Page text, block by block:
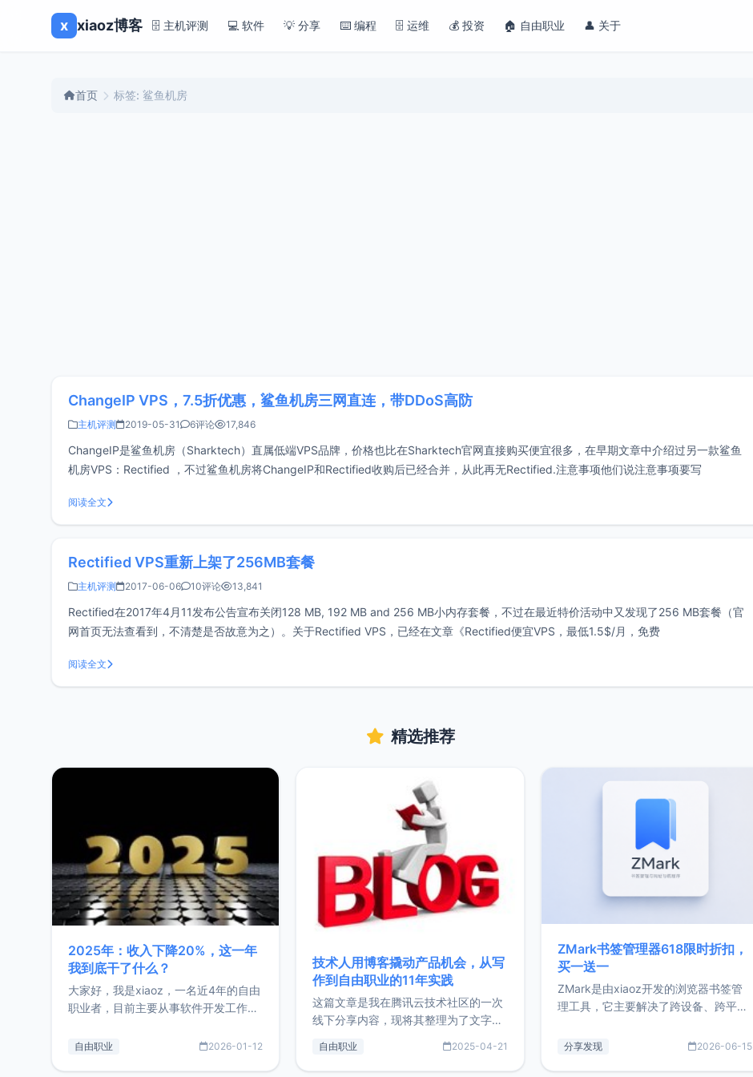
x xiaoz博客 🗄️ 主机评测 💻 软件 💡 分享 ⌨️ 编程 🗄️ 运维 💰 投资 🏠 自由职业 👤 关于
首页 标签: 鲨鱼机房
ChangeIP VPS，7.5折优惠，鲨鱼机房三网直连，带DDoS高防
主机评测 2019-05-31 6评论 17,846
ChangeIP是鲨鱼机房（Sharktech）直属低端VPS品牌，价格也比在Sharktech官网直接购买便宜很多，在早期文章中介绍过另一款鲨鱼
机房VPS：Rectified ，不过鲨鱼机房将ChangeIP和Rectified收购后已经合并，从此再无Rectified.注意事项他们说注意事项要写
阅读全文
Rectified VPS重新上架了256MB套餐
主机评测 2017-06-06 10评论 13,841
Rectified在2017年4月11发布公告宣布关闭128 MB, 192 MB and 256 MB小内存套餐，不过在最近特价活动中又发现了256 MB套餐（官
网首页无法查看到，不清楚是否故意为之）。关于Rectified VPS，已经在文章《Rectified便宜VPS，最低1.5$/月，免费
阅读全文
精选推荐
2025年：收入下降20%，这一年
我到底干了什么？
大家好，我是xiaoz，一名近4年的自由
职业者，目前主要从事软件开发工作。
的总结，内容主要包括：工作、学习、
自由职业 2026-01-12
技术人用博客撬动产品机会，从写
作到自由职业的11年实践
这篇文章是我在腾讯云技术社区的一次
线下分享内容，现将其整理为了文字
版，分享了写博客11年来的经历，以及
通过博客过渡到做产品和走向自由职业
的一个小故事。文中还首次公开了我的
自由职业 2025-04-21
ZMark书签管理器618限时折扣，
买一送一
ZMark是由xiaoz开发的浏览器书签管
理工具，它主要解决了跨设备、跨平
做到一处部署、随处访问。同时，它还
分享发现 2026-06-15